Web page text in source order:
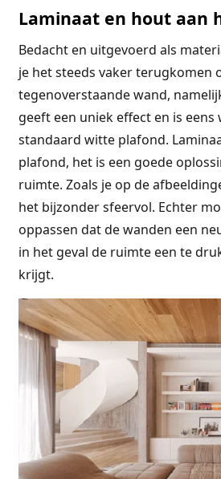
Laminaat en hout aan
Bedacht en uitgevoerd als
je het steeds vaker terugkomen
tegenoverstaande wand,
geeft een uniek effect en is
standaard witte plafond.
plafond, het is een goede
ruimte. Zoals je op de
het bijzonder sfeervol. Echter
oppassen dat de wanden een
in het geval de ruimte een te
krijgt.